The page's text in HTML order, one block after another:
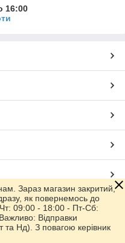
16:00
Prom.ua
Зараз магазин закритий,
як повернемось до
09:00 - 18:00 - Пт-Сб:
Відправки
Нд). З повагою керівник